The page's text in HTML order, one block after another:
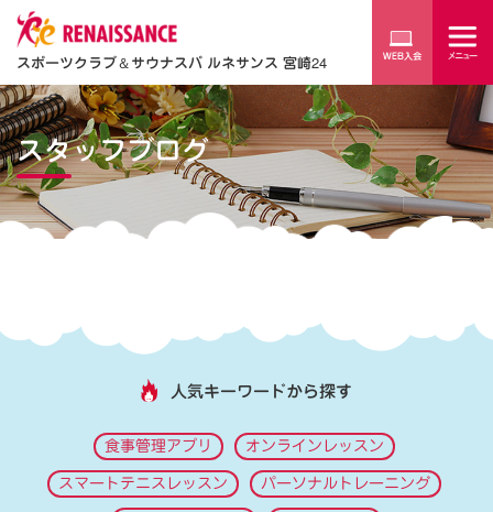
スポーツクラブ＆サウナスパ ルネサンス 宮崎24
スタッフブログ
人気キーワードから探す
食事管理アプリ オンラインレッスン
スマートテニスレッスン パーソナルトレーニング